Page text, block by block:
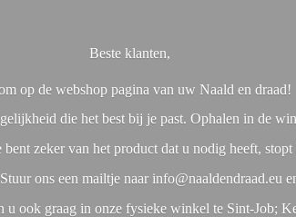
Beste klanten,
op de webshop pagina van uw Naald en draad!
die het best bij je past. Ophalen in de
zeker van het product dat u nodig heeft,
ons een mailtje naar info@naaldendraad.eu
u ook graag in onze fysieke winkel te Sint-Job;